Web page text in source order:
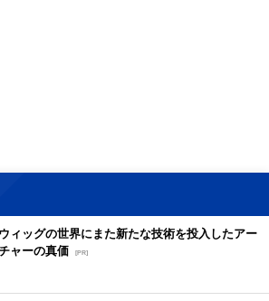
ィッグの世界にまた新たな技術を投入したアー
ャーの真価 [PR]